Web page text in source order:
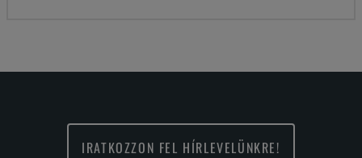
IRATKOZZON FEL HÍRLEVELÜNKRE!